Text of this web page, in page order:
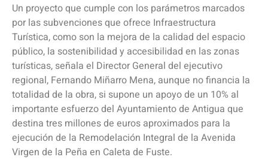
Un proyecto que cumple con los parámetros marcados
por las subvenciones que ofrece Infraestructura
Turística, como son la mejora de la calidad del espacio
público, la sostenibilidad y accesibilidad en las zonas
turísticas, señala el Director General del ejecutivo
regional, Fernando Miñarro Mena, aunque no financia la
totalidad de la obra, si supone un apoyo de un 10% al
importante esfuerzo del Ayuntamiento de Antigua que
destina tres millones de euros aproximados para la
ejecución de la Remodelación Integral de la Avenida
Virgen de la Peña en Caleta de Fuste.